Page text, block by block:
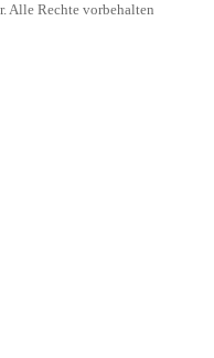
Alle Rechte vorbehalten